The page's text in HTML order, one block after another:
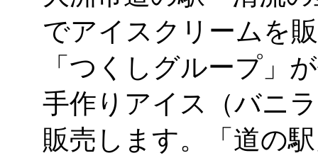
でアイスクリームを
「つくしグループ」
手作りアイス（バニ
販売します。「道の